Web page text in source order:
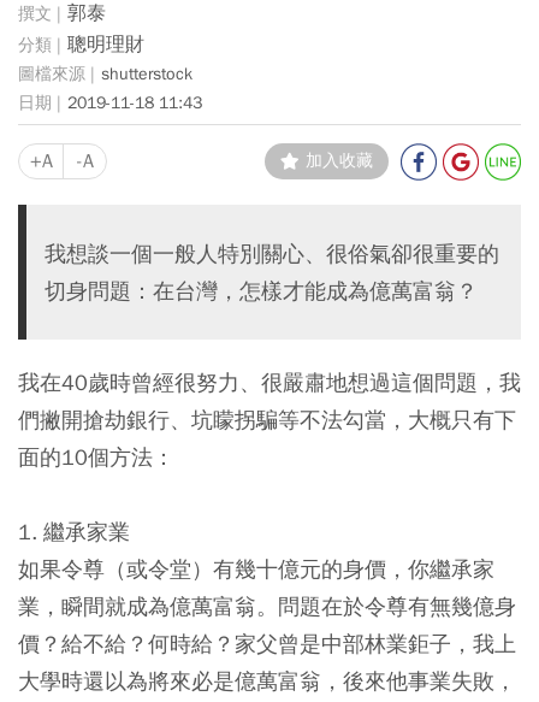
郭泰
聰明理財
shutterstock
2019-11-18 11:43
+A -A 加入收藏
我想談一個一般人特別關心、很俗氣卻很重要的
切身問題：在台灣，怎樣才能成為億萬富翁？
我在40歲時曾經很努力、很嚴肅地想過這個問題，我
們撇開搶劫銀行、坑矇拐騙等不法勾當，大概只有下
面的10個方法：
1. 繼承家業
如果令尊（或令堂）有幾十億元的身價，你繼承家
業，瞬間就成為億萬富翁。問題在於令尊有無幾億身
價？給不給？何時給？家父曾是中部林業鉅子，我上
大學時還以為將來必是億萬富翁，後來他事業失敗，